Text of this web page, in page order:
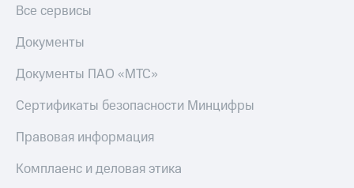
Все сервисы
Документы
Документы ПАО «МТС»
Сертификаты безопасности Минцифры
Правовая информация
Комплаенс и деловая этика